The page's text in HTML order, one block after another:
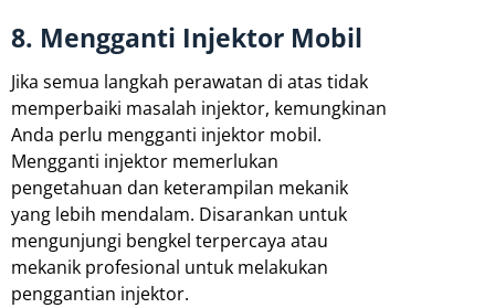
8. Mengganti Injektor Mobil
Jika semua langkah perawatan di atas tidak
memperbaiki masalah injektor, kemungkinan
Anda perlu mengganti injektor mobil.
Mengganti injektor memerlukan
pengetahuan dan keterampilan mekanik
yang lebih mendalam. Disarankan untuk
mengunjungi bengkel terpercaya atau
mekanik profesional untuk melakukan
penggantian injektor.